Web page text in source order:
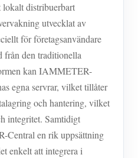
distribuerbart
utvecklat av
för företagsanvändare
den traditionella
kan IAMMETER-
egna servrar, vilket tillåter
och hantering, vilket
integritet. Samtidigt
Central en rik uppsättning
enkelt att integrera i